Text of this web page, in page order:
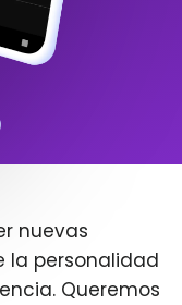
nuevas
la personalidad
Queremos